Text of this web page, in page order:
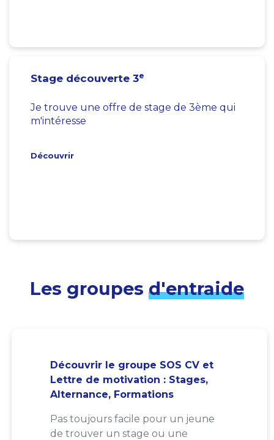
Stage découverte 3e
Je trouve une offre de stage de 3ème qui
m'intéresse
Découvrir
Les groupes d'entraide
Découvrir le groupe SOS CV et
Lettre de motivation : Stages,
Alternance, Formations
Pas toujours facile pour un jeune
de trouver un stage ou une